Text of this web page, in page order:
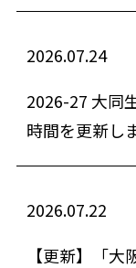
2026.07.24
2026-27 大同
時間を更新し
2026.07.22
【更新】「